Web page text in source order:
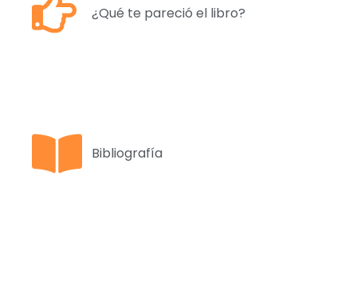
¿Qué te pareció el libro?
Bibliografía